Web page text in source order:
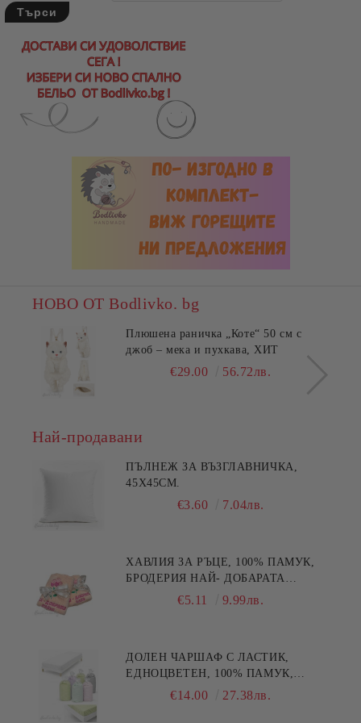
НОВО ОТ Bodlivko. bg
Плюшена раничка „Коте“ 50 см с
джоб – мека и пухкава, ХИТ
€29.00 56.72лв.
Най-продавани
ПЪЛНЕЖ ЗА ВЪЗГЛАВНИЧКА,
45X45СМ.
€3.60 7.04лв.
ХАВЛИЯ ЗА РЪЦЕ, 100% ПАМУК,
БРОДЕРИЯ НАЙ- ДОБАРАТА
МАЙКА/БАБА , РАЗМЕР:
€5.11 9.99лв.
ДОЛЕН ЧАРШАФ С ЛАСТИК,
ЕДНОЦВЕТЕН, 100% ПАМУК,
РАЗЛИЧНИ РАЗМЕРИ
€14.00 27.38лв.